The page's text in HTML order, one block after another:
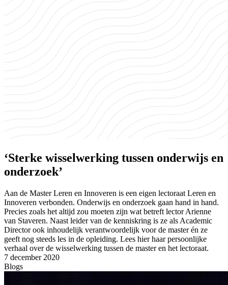
‘Sterke wisselwerking tussen onderwijs en
onderzoek’
Aan de Master Leren en Innoveren is een eigen lectoraat Leren en
Innoveren verbonden. Onderwijs en onderzoek gaan hand in hand.
Precies zoals het altijd zou moeten zijn wat betreft lector Arienne
van Staveren. Naast leider van de kenniskring is ze als Academic
Director ook inhoudelijk verantwoordelijk voor de master én ze
geeft nog steeds les in de opleiding. Lees hier haar persoonlijke
verhaal over de wisselwerking tussen de master en het lectoraat.
7 december 2020
Blogs